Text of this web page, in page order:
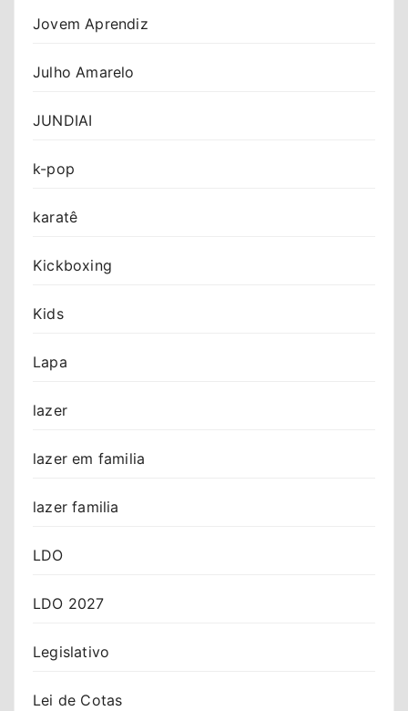
Jovem Aprendiz
Julho Amarelo
JUNDIAI
k-pop
karatê
Kickboxing
Kids
Lapa
lazer
lazer em familia
lazer familia
LDO
LDO 2027
Legislativo
Lei de Cotas